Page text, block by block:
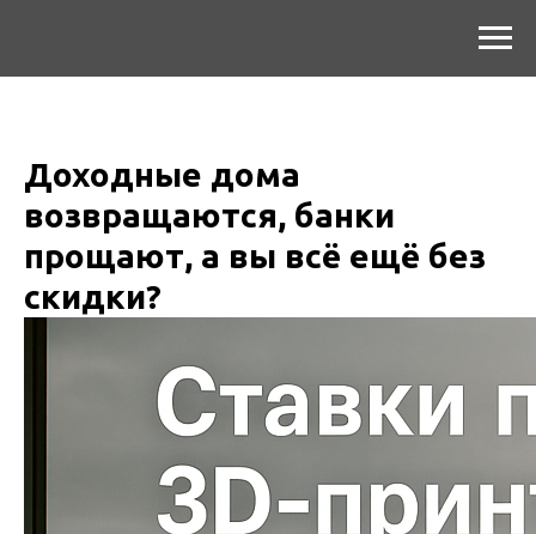
Доходные дома
возвращаются, банки
прощают, а вы всё ещё без
скидки?